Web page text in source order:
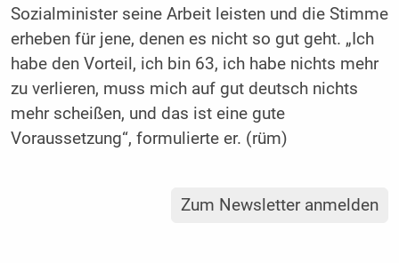
Sozialminister seine Arbeit leisten und die Stimme
erheben für jene, denen es nicht so gut geht. „Ich
habe den Vorteil, ich bin 63, ich habe nichts mehr
zu verlieren, muss mich auf gut deutsch nichts
mehr scheißen, und das ist eine gute
Voraussetzung“, formulierte er. (rüm)
Zum Newsletter anmelden